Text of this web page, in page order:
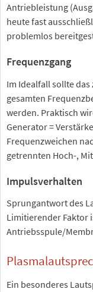
Antriebleistung
heute fast
problemlos
Frequenzgang
Im Idealfall sollte
gesamten
werden. Praktisch
Generator =
Frequenzweichen
getrennten Hoch-,
Impulsverhalten
Sprungantwort des
Limitierender Faktor
Antriebsspule/
Ein besonderes